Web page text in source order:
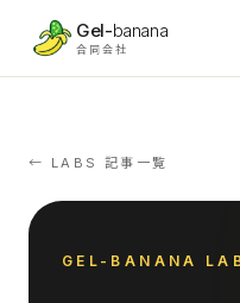
本文へスキップ
Gel-banana
合同会社
01 DX
02
← LABS 記事一覧
GEL-BANANA